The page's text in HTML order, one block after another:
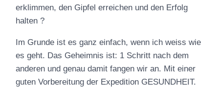
erklimmen, den Gipfel erreichen und den Erfolg
halten ?
Im Grunde ist es ganz einfach, wenn ich weiss wie
es geht. Das Geheimnis ist: 1 Schritt nach dem
anderen und genau damit fangen wir an. Mit einer
guten Vorbereitung der Expedition GESUNDHEIT.